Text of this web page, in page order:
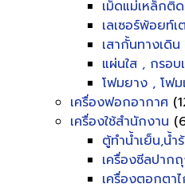
เม็ดแม่เหล็ก
เลเซอร์พ้อยท์เ
เสากั้นทางเดิน
แผ่นใส , กรอบ
โฟมยาง , โฟ
เครื่องฟอกอากาศ
เครื่องใช้สำนักงาน
ตู้ทำน้ำเย็น,น้ำ
เครื่องซีลปาก
เครื่องตอกตา